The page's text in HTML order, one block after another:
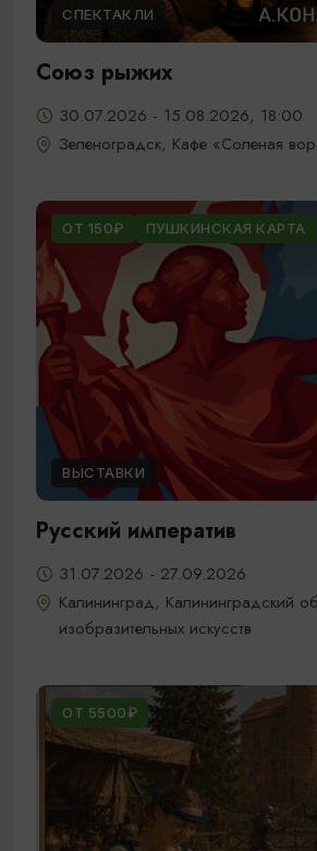
СПЕКТАКЛИ
Союз рыжих
30.07.2026 - 15.08.2026, 18:00
Зеленоградск, Кафе «Соленая
ОТ 150₽ ПУШКИНСКАЯ КАРТА
ВЫСТАВКИ
Русский императив
31.07.2026 - 27.09.2026
Калининград, Калининградский
изобразительных искусств
ОТ 5500₽